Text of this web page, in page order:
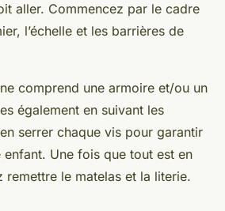
aller. Commencez par le cadre
l’échelle et les barrières de
comprend une armoire et/ou un
également en suivant les
serrer chaque vis pour garantir
Une fois que tout est en
remettre le matelas et la literie.